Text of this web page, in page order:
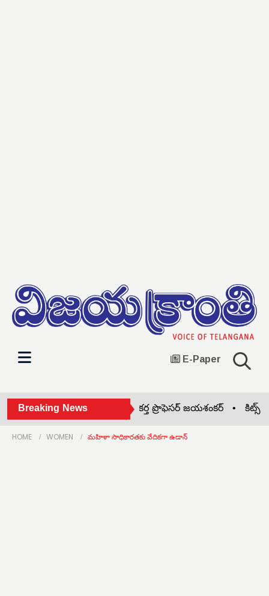
E-Paper
Breaking News
రాష్ట్ర సాధన సిద్ధాంతకర్త ప్రొఫెసర్ జయశంకర్ •కిట్స్
HOME WOMEN మహిళా సాధికారతకు వేదికగా ఉడాన్